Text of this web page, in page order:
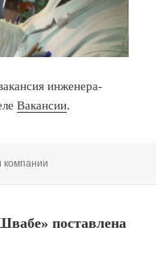
инженера-
Вакансии.
компании
поставлена